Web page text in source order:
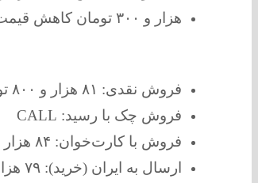
هزار و ۳۰۰ تومان کاهش
فروش نقدی: ۸۱ هزار و ۸۰۰ تومان
فروش چک با رسید: CALL
فروش با کارت‌خوان: ۸۴ هزار و ۳۰۰ تومان
ارسال به ایران (خرید): ۷۹ هزار و ۸۰۰ تومان